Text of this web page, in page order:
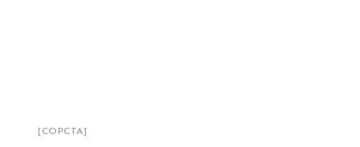
[COPCTA]